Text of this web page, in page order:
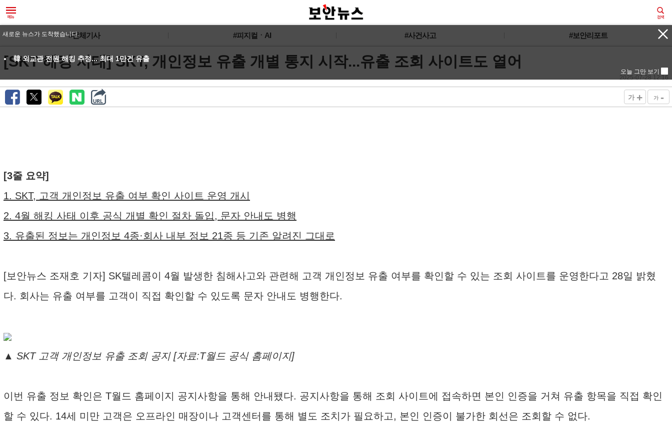
#전체기사 #피지컬ㆍAI #사건사고 #보안리포트
[SKT 해킹 사태] SKT, 개인정보 유출 개별 통지 시작...유출 조회 사이트도 열어
2025-07-28 12:16
가 + 가 -
[3줄 요약]
1. SKT, 고객 개인정보 유출 여부 확인 사이트 운영 개시
2. 4월 해킹 사태 이후 공식 개별 확인 절차 돌입, 문자 안내도 병행
3. 유출된 정보는 개인정보 4종·회사 내부 정보 21종 등 기존 알려진 그대로
[보안뉴스 조재호 기자] SK텔레콤이 4월 발생한 침해사고와 관련해 고객 개인정보 유출 여부를 확인할 수 있는 조회 사이트를 운영한다고 28일 밝혔
다. 회사는 유출 여부를 고객이 직접 확인할 수 있도록 문자 안내도 병행한다.
▲ SKT 고객 개인정보 유출 조회 공지 [자료:T월드 공식 홈페이지]
이번 유출 정보 확인은 T월드 홈페이지 공지사항을 통해 안내됐다. 공지사항을 통해 조회 사이트에 접속하면 본인 인증을 거쳐 유출 항목을 직접 확인
할 수 있다. 14세 미만 고객은 오프라인 매장이나 고객센터를 통해 별도 조치가 필요하고, 본인 인증이 불가한 회선은 조회할 수 없다.
새로운 뉴스가 도착했습니다.
韓 외교관 전원 해킹 추정... 최대 1만건 유출
오늘 그만 보기